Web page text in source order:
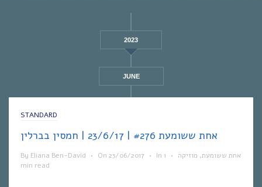
2023
JUNE
STANDARD
אחת ששומעת #276 | 23/6/17 | חמסין בברלין
By Eliana Ben-David • On 23/06/2017 • In אחת ששומעת, מוזיקה •
1
min read